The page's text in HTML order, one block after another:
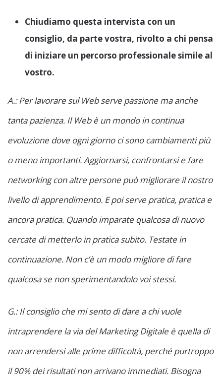
Chiudiamo questa intervista con un
consiglio, da parte vostra, rivolto a chi pensa
di iniziare un percorso professionale simile al
vostro.
A.: Per lavorare sul Web serve passione ma anche
tanta pazienza. Il Web è un mondo in continua
evoluzione dove ogni giorno ci sono cambiamenti più
o meno importanti. Aggiornarsi, confrontarsi e fare
networking con altre persone può migliorare il nostro
livello di apprendimento. E poi serve pratica, pratica e
ancora pratica. Quando imparate qualcosa di nuovo
cercate di metterlo in pratica subito. Testate in
continuazione. Non c’è un modo migliore di fare
qualcosa se non sperimentandolo voi stessi.
G.: Il consiglio che mi sento di dare a chi vuole
intraprendere la via del Marketing Digitale è quella di
non arrendersi alle prime difficoltà, perché purtroppo
il 90% dei risultati non arrivano immediati. Bisogna